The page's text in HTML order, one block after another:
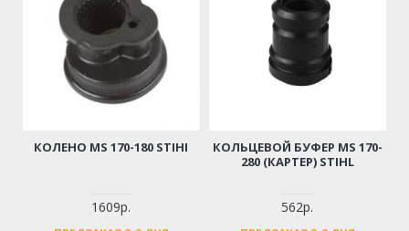
КОЛЕНО MS 170-180 STIHI
1609р.
КОЛЬЦЕВОЙ БУФЕР MS 170-
280 (КАРТЕР) STIHL
562р.